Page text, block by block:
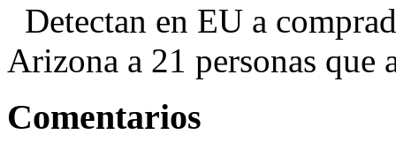
Detectan en EU a
Arizona a 21 personas que
Comentarios